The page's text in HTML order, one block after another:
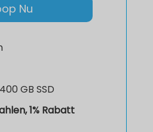
Nu
400 GB SSD
1% Rabatt